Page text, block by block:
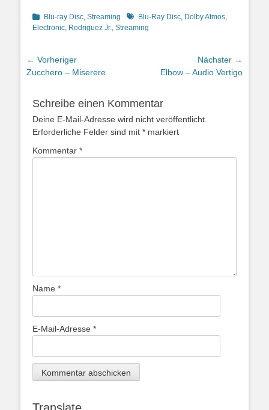
Kategorien
Blu-ray Disc Streaming Schlagworte
Blu-Ray Disc Dolby Atmos
Electronic Rodriguez Jr. Streaming
Beitragsnavigation
← Vorheriger
Vorheriger
Zucchero – Miserere
Nächster →
NächsterElbow – Audio Vertigo
Schreibe einen Kommentar
Deine E-Mail-Adresse wird nicht veröffentlicht.
Erforderliche Felder sind mit * markiert
Kommentar *
Name *
E-Mail-Adresse *